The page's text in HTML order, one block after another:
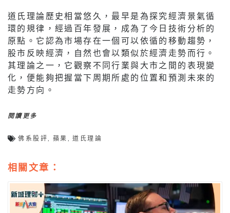
道氏理論歷史相當悠久，最早是為探究經濟景氣循
環的規律，經過百年發展，成為了今日技術分析的
原點。它認為市場存在一個可以依循的移動趨勢，
股市反映經濟，自然也會以類似於經濟走勢而行。
其理論之一，它觀察不同行業與大市之間的表現變
化，便能夠把握當下周期所處的位置和預測未來的
走勢方向。
閱讀更多
佛系股評 蘋果 ,道氏理論
相關文章：